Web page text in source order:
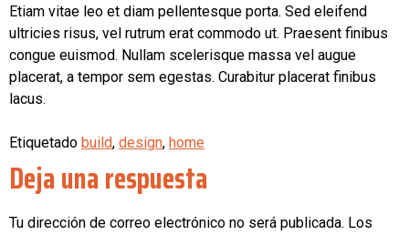
Etiam vitae leo et diam pellentesque porta. Sed eleifend
ultricies risus, vel rutrum erat commodo ut. Praesent finibus
congue euismod. Nullam scelerisque massa vel augue
placerat, a tempor sem egestas. Curabitur placerat finibus
lacus.
Etiquetado build, design, home
Deja una respuesta
Tu dirección de correo electrónico no será publicada. Los